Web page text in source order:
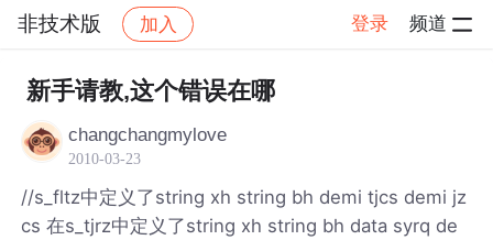
非技术版 加入 登录 频道
社区 非技术版 帖子详情
新手请教,这个错误在哪
changchangmylove
2010-03-23
//s_fltz中定义了string xh string bh demi tjcs demi jz
cs 在s_tjrz中定义了string xh string bh data syrq de